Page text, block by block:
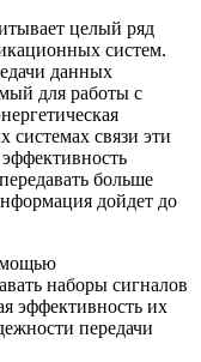
целый ряд
систем.
данных
для работы с
связи эти
больше
дойдет до
наборы сигналов
эффективность их
передачи